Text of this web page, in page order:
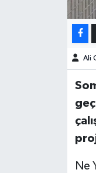
Ali
Ne